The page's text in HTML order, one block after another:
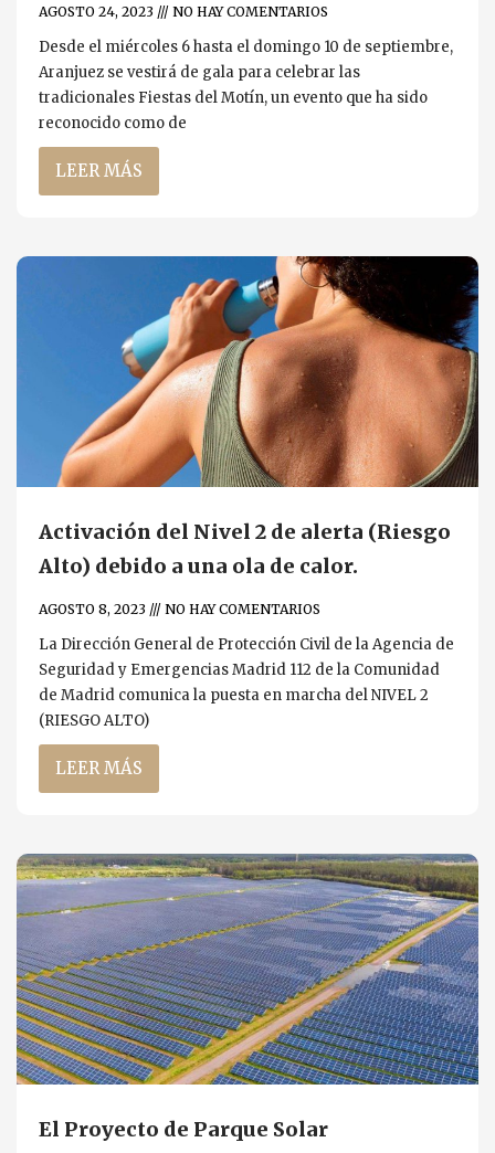
AGOSTO 24, 2023 NO HAY COMENTARIOS
Desde el miércoles 6 hasta el domingo 10 de septiembre,
Aranjuez se vestirá de gala para celebrar las
tradicionales Fiestas del Motín, un evento que ha sido
reconocido como de
LEER MÁS
Activación del Nivel 2 de alerta (Riesgo
Alto) debido a una ola de calor.
AGOSTO 8, 2023 NO HAY COMENTARIOS
La Dirección General de Protección Civil de la Agencia de
Seguridad y Emergencias Madrid 112 de la Comunidad
de Madrid comunica la puesta en marcha del NIVEL 2
(RIESGO ALTO)
LEER MÁS
El Proyecto de Parque Solar